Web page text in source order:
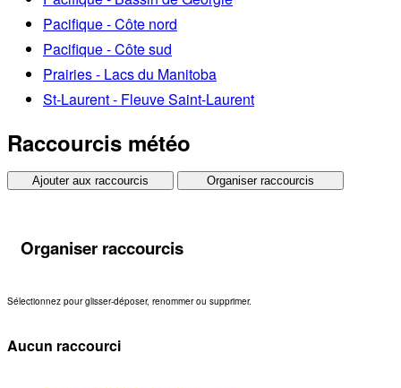
Pacifique - Côte nord
Pacifique - Côte sud
Prairies - Lacs du Manitoba
St-Laurent - Fleuve Saint-Laurent
Raccourcis météo
Ajouter aux raccourcis Organiser raccourcis
Organiser raccourcis
Sélectionnez pour glisser-déposer, renommer ou supprimer.
Aucun raccourci